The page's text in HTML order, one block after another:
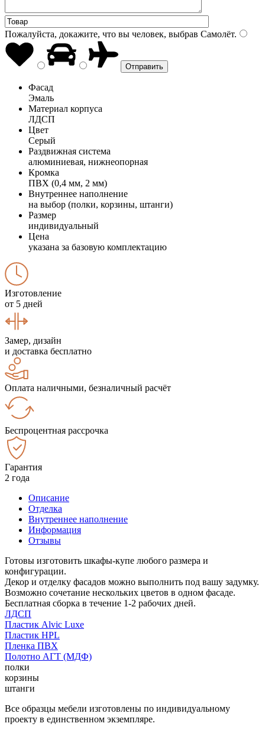
Пожалуйста, докажите, что вы человек, выбрав Самолёт.
Фасад
Эмаль
Материал корпуса
ЛДСП
Цвет
Серый
Раздвижная система
алюминиевая, нижнеопорная
Кромка
ПВХ (0,4 мм, 2 мм)
Внутреннее наполнение
на выбор (полки, корзины, штанги)
Размер
индивидуальный
Цена
указана за базовую комплектацию
Изготовление
от 5 дней
Замер, дизайн
и доставка бесплатно
Оплата наличными, безналичный расчёт
Беспроцентная рассрочка
Гарантия
2 года
Описание
Отделка
Внутреннее наполнение
Информация
Отзывы
Готовы изготовить шкафы-купе любого размера и
конфигурации.
Декор и отделку фасадов можно выполнить под вашу задумку.
Возможно сочетание нескольких цветов в одном фасаде.
Бесплатная сборка в течение 1-2 рабочих дней.
ЛДСП
Пластик Alvic Luxe
Пластик HPL
Пленка ПВХ
Полотно АГТ (МДФ)
полки
корзины
штанги
Все образцы мебели изготовлены по индивидуальному
проекту в единственном экземпляре.